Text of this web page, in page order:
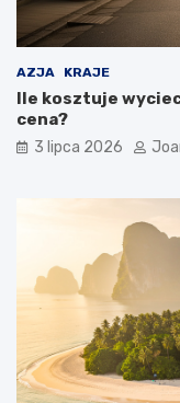
AZJA KRAJE
Ile kosztuje
cena?
3 lipca 2026